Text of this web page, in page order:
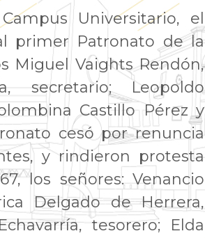
Universitario, el
primer Patronato de la
Miguel Vaights Rendón,
secretario; Leopoldo
Castillo Pérez y
cesó por renuncia
y rindieron protesta
los señores: Venancio
Delgado de Herrera,
tesorero; Elda